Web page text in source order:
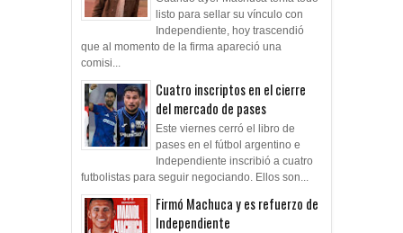
listo para sellar su vínculo con
Independiente, hoy trascendió
que al momento de la firma apareció una
comisi...
Cuatro inscriptos en el cierre
del mercado de pases
Este viernes cerró el libro de
pases en el fútbol argentino e
Independiente inscribió a cuatro
futbolistas para seguir negociando. Ellos son...
Firmó Machuca y es refuerzo de
Independiente